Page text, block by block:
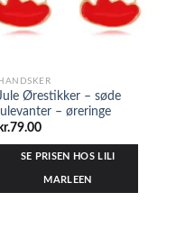
HANDSKER
Ørestikker – søde
– øreringe
kr.79.00
SE PRISEN HOS LILI
MARLEEN